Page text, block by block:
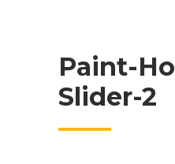
Paint-
Slider-2